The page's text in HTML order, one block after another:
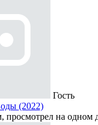
Гость
(2022)
просмотрел на одном